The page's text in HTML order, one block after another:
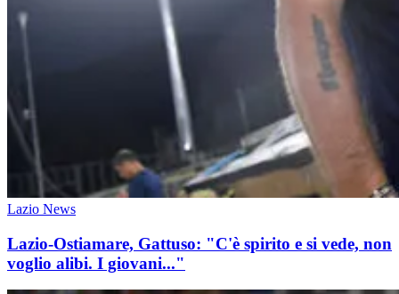
Lazio News
Lazio-Ostiamare, Gattuso: "C'è spirito e si vede, non
voglio alibi. I giovani..."